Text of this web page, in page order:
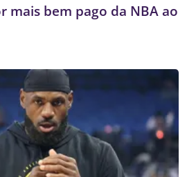
mais bem pago da NBA ao